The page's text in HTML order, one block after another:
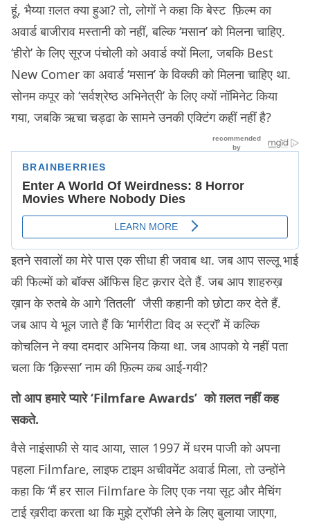
हूं, भैय्या ग़लत क्या हुआ? तो, लोगों ने कहा कि बेस्ट फ़िल्म का
अवार्ड बाजीराव मस्तानी को नहीं, बल्कि ‘मसान’ को मिलना चाहिए.
‘हीरो’ के लिए सूरज पंचोली को अवार्ड क्यों मिला, जबकि Best
New Comer का अवार्ड ‘मसान’ के विक्की को मिलना चाहिए था.
सोनम कपूर को ‘सर्वश्रेष्ठ अभिनेत्री’ के लिए क्यों नॉमिनेट किया
गया, जबकि ऋचा चड्ढा के सामने उनकी एक्टिंग कहीं नहीं है?
इतने सवालों का मेरे पास एक सीधा ही जवाब था. जब आप सल्लू भाई
की फिल्मों को बॉक्स ऑफिस हिट क़रार देते हैं. जब आप शाहरुख़
ख़ान के रुतबे के आगे ‘तितली’ जैसी कहानी को छोटा कर देते हैं.
जब आप ये भूल जाते हैं कि ‘मार्गरीटा विद अ स्ट्रॉ’ में कल्कि
कोचलिन ने क्या दमदार अभिनय किया था. जब आपको ये नहीं पता
चला कि ‘क़िस्सा’ नाम की फ़िल्म कब आई-गयी?
तो आप हमारे प्यारे ‘Filmfare Awards’ को ग़लत नहीं कह
सकते.
वैसे नाइंसाफी से याद आया, साल 1997 में धरम पाजी को अपना
पहला Filmfare, लाइफ टाइम अचीवमेंट अवार्ड मिला, तो उन्होंने
कहा कि ‘मैं हर साल Filmfare के लिए एक नया सूट और मैचिंग
टाई ख़रीदा करता था कि मुझे ट्रॉफी लेने के लिए बुलाया जाएगा,